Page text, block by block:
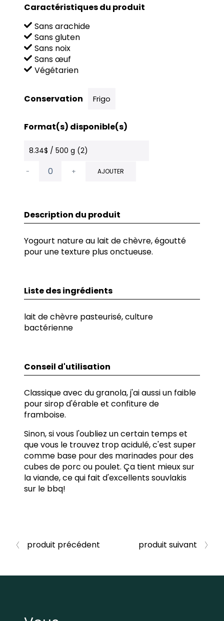
Caractéristiques du produit
Sans arachide
Sans gluten
Sans noix
Sans œuf
Végétarien
Conservation Frigo
Format(s) disponible(s)
8.34$ / 500 g (2)
- + AJOUTER
Description du produit
Yogourt nature au lait de chèvre, égoutté
pour une texture plus onctueuse.
Liste des ingrédients
lait de chèvre pasteurisé, culture
bactérienne
Conseil d'utilisation
Classique avec du granola, j'ai aussi un faible
pour sirop d'érable et confiture de
framboise.
Sinon, si vous l'oubliez un certain temps et
que vous le trouvez trop acidulé, c'est super
comme base pour des marinades pour des
cubes de porc ou poulet. Ça tient mieux sur
la viande, ce qui fait d'excellents souvlakis
sur le bbq!
produit précédent produit suivant